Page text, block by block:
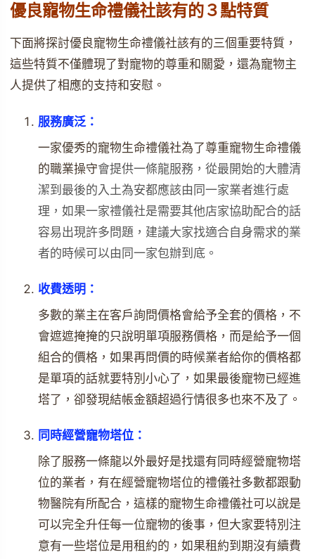
優良寵物生命禮儀社該有的３點特質
下面將探討優良寵物生命禮儀社該有的三個重要特質，
這些特質不僅體現了對寵物的尊重和關愛，還為寵物主
人提供了相應的支持和安慰。
服務廣泛：
一家優秀的寵物生命禮儀社為了尊重寵物生命禮儀
的職業操守會提供一條龍服務，從最開始的大體清
潔到最後的入土為安都應該由同一家業者進行處
理，如果一家禮儀社是需要其他店家協助配合的話
容易出現許多問題，建議大家找適合自身需求的業
者的時候可以由同一家包辦到底。
收費透明：
多數的業主在客戶詢問價格會給予全套的價格，不
會遮遮掩掩的只說明單項服務價格，而是給予一個
組合的價格，如果再問價的時候業者給你的價格都
是單項的話就要特別小心了，如果最後寵物已經進
塔了，卻發現結帳金額超過行情很多也來不及了。
同時經營寵物塔位：
除了服務一條龍以外最好是找還有同時經營寵物塔
位的業者，有在經營寵物塔位的禮儀社多數都跟動
物醫院有所配合，這樣的寵物生命禮儀社可以說是
可以完全升任每一位寵物的後事，但大家要特別注
意有一些塔位是用租約的，如果租約到期沒有續費